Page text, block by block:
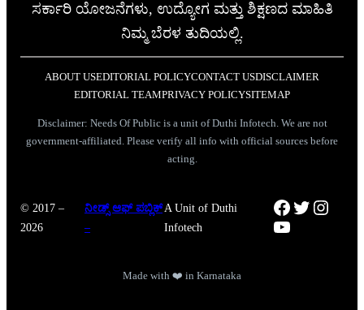
ಸರ್ಕಾರಿ ಯೋಜನೆಗಳು, ಉದ್ಯೋಗ ಮತ್ತು ಶಿಕ್ಷಣದ ಮಾಹಿತಿ
ನಿಮ್ಮ ಬೆರಳ ತುದಿಯಲ್ಲಿ.
ABOUT USEDITORIAL POLICYCONTACT USDISCLAIMER
EDITORIAL TEAMPRIVACY POLICYSITEMAP
Disclaimer: Needs Of Public is a unit of Duthi Infotech. We are not
government-affiliated. Please verify all info with official sources before
acting.
© 2017 –
2026
ನೀಡ್ಸ್ ಆಫ್ ಪಬ್ಲಿಕ್
–
A Unit of Duthi
Infotech
Facebook
Twitter
YouTube
Made with ❤️ in Karnataka